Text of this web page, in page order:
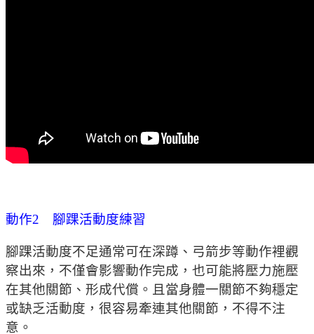
動作2 腳踝活動度練習
腳踝活動度不足通常可在深蹲、弓箭步等動作裡觀
察出來，不僅會影響動作完成，也可能將壓力施壓
在其他關節、形成代償。且當身體一關節不夠穩定
或缺乏活動度，很容易牽連其他關節，不得不注
意。